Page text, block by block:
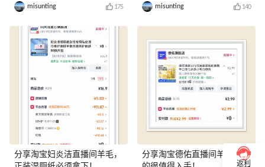
misunting 175
分享淘宝妇炎洁直播间羊毛，
misunting 140
分享淘宝德佑直播间羊毛，真
返利